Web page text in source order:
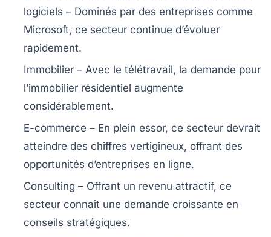
logiciels – Dominés par des entreprises comme
Microsoft, ce secteur continue d’évoluer
rapidement.
Immobilier – Avec le télétravail, la demande pour
l’immobilier résidentiel augmente
considérablement.
E-commerce – En plein essor, ce secteur devrait
atteindre des chiffres vertigineux, offrant des
opportunités d’entreprises en ligne.
Consulting – Offrant un revenu attractif, ce
secteur connaît une demande croissante en
conseils stratégiques.